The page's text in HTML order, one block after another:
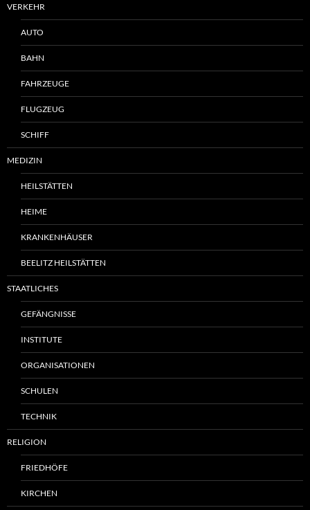
VERKEHR
AUTO
BAHN
FAHRZEUGE
FLUGZEUG
SCHIFF
MEDIZIN
HEILSTÄTTEN
HEIME
KRANKENHÄUSER
BEELITZ HEILSTÄTTEN
STAATLICHES
GEFÄNGNISSE
INSTITUTE
ORGANISATIONEN
SCHULEN
TECHNIK
RELIGION
FRIEDHÖFE
KIRCHEN